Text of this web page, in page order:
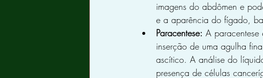
imagens do abdômen e
e a aparência do fígado,
Paracentese: A paracentese
inserção de uma agulha
ascítico. A análise do
presença de células